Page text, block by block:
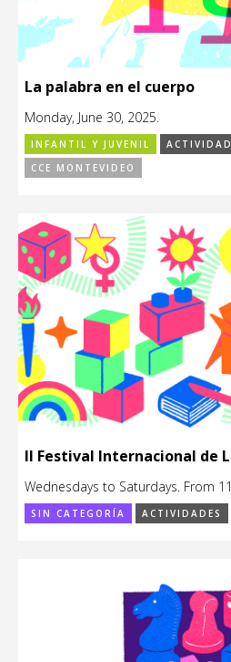
La palabra en el cuerpo
Monday, June 30, 2025.
INFANTIL Y JUVENIL
CCE MONTEVIDEO
II Festival Internacional de
Wednesdays to Saturdays. From
SIN CATEGORÍA ACTIVIDADES